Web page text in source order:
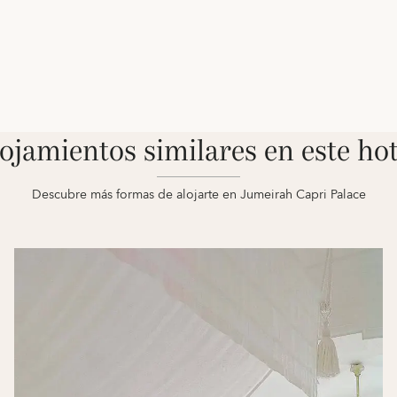
similares en este
Descubre más formas de alojarte en Jumeirah Capri Palace